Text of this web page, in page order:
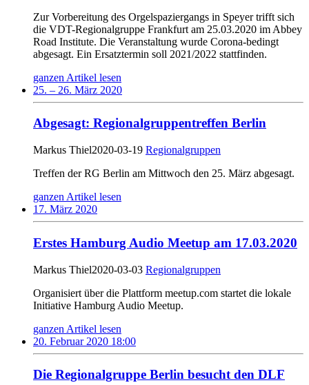
Zur Vorbereitung des Orgelspaziergangs in Speyer trifft sich
die VDT-Regionalgruppe Frankfurt am 25.03.2020 im Abbey
Road Institute. Die Veranstaltung wurde Corona-bedingt
abgesagt. Ein Ersatztermin soll 2021/2022 stattfinden.
ganzen Artikel lesen
25. – 26. März 2020
Abgesagt: Regionalgruppentreffen Berlin
Markus Thiel2020-03-19 Regionalgruppen
Treffen der RG Berlin am Mittwoch den 25. März abgesagt.
ganzen Artikel lesen
17. März 2020
Erstes Hamburg Audio Meetup am 17.03.2020
Markus Thiel2020-03-03 Regionalgruppen
Organisiert über die Plattform meetup.com startet die lokale
Initiative Hamburg Audio Meetup.
ganzen Artikel lesen
20. Februar 2020 18:00
Die Regionalgruppe Berlin besucht den DLF